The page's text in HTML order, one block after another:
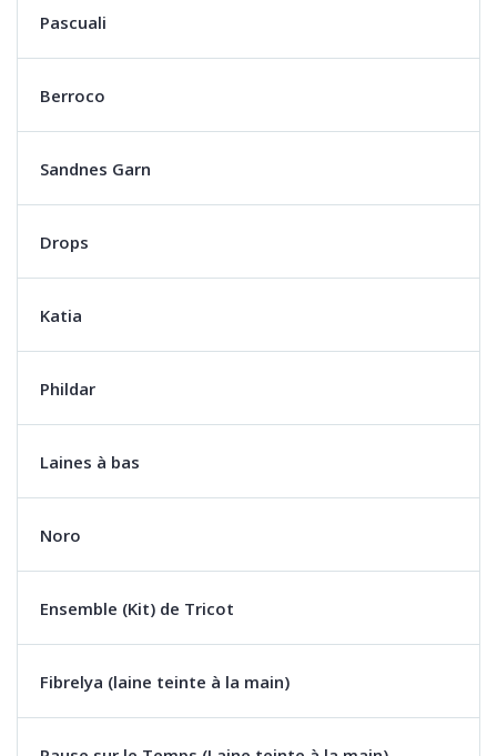
Pascuali
Berroco
Sandnes Garn
Drops
Katia
Phildar
Laines à bas
Noro
Ensemble (Kit) de Tricot
Fibrelya (laine teinte à la main)